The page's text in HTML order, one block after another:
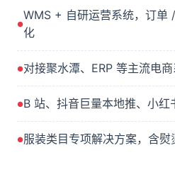
WMS + 自研运营系统，订单
化
对接聚水潭、ERP 等主流电
B 站、抖音巨量本地推、小红
服装类目专项解决方案，含